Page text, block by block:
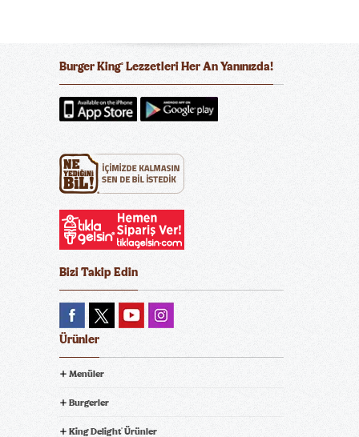
Burger King® Lezzetleri Her An Yanınızda!
Bizi Takip Edin
Ürünler
Menüler
Burgerler
King Delight® Ürünler